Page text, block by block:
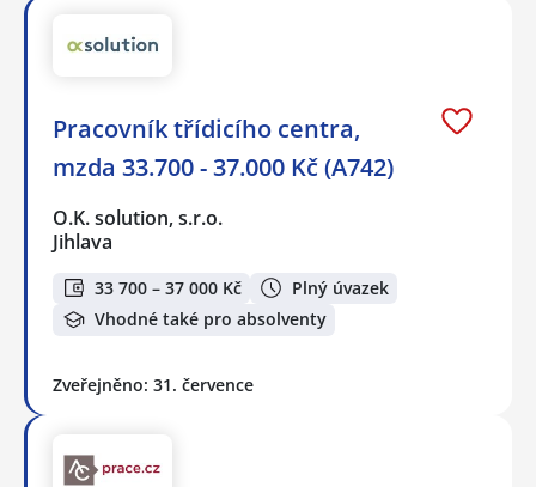
Pracovník třídicího centra,
mzda 33.700 - 37.000 Kč (A742)
O.K. solution, s.r.o.
Jihlava
33 700 – 37 000 Kč
Plný úvazek
Vhodné také pro absolventy
Zveřejněno: 31. července